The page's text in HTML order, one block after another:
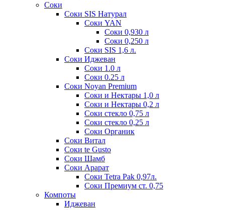
Соки
Соки SIS Натурал
Соки YAN
Соки 0,930 л
Соки 0,250 л
Соки SIS 1,6 л.
Соки Иджеван
Соки 1.0 л
Соки 0.25 л
Соки Noyan Premium
Соки и Нектары 1,0 л
Соки и Нектары 0,2 л
Соки стекло 0,75 л
Соки стекло 0,25 л
Соки Органик
Соки Витал
Соки te Gusto
Соки Шамб
Соки Арарат
Соки Tetra Pak 0,97л.
Соки Премиум ст. 0,75
Компоты
Иджеван